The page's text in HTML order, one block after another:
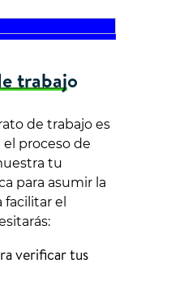
trabajo
de trabajo es
proceso de
tu
para asumir la
el
verificar tus